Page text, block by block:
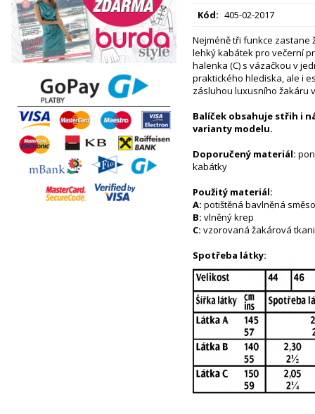
Kód: 405-02-2017
Nejméně tři funkce zastane
lehký kabátek pro večerní
halenka (C) s vázačkou v
praktického hlediska, ale i
zásluhou luxusního žakáru
Balíček obsahuje střih i
varianty modelu.
Doporučený materiál:
kabátky
Použitý materiál:
A: potištěná bavlněná
B: vlněný krep
C: vzorovaná žakárová
Spotřeba látky: